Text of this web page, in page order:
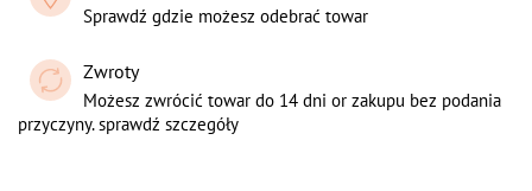
Sprawdź gdzie możesz odebrać towar
Zwroty
Możesz zwrócić towar do 14 dni or zakupu bez podania
przyczyny. sprawdź szczegóły